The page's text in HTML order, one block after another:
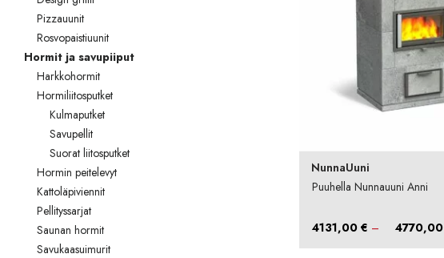
Pyydä tarjous
Projektit
Arkkitehdeille
Ostajan opas
Blogi
Yrityksemme
FAQ
Pizzauunit
Rosvopaistiuunit
Hormit ja savupiiput
Harkkohormit
Hormiliitosputket
Kulmaputket
Savupellit
Suorat liitosputket
Hormin peitelevyt
Kattoläpiviennit
Pellityssarjat
Saunan hormit
Savukaasuimurit
NunnaUuni
Puuhella Nunnauuni Anni
4131,00 € – 4770,00